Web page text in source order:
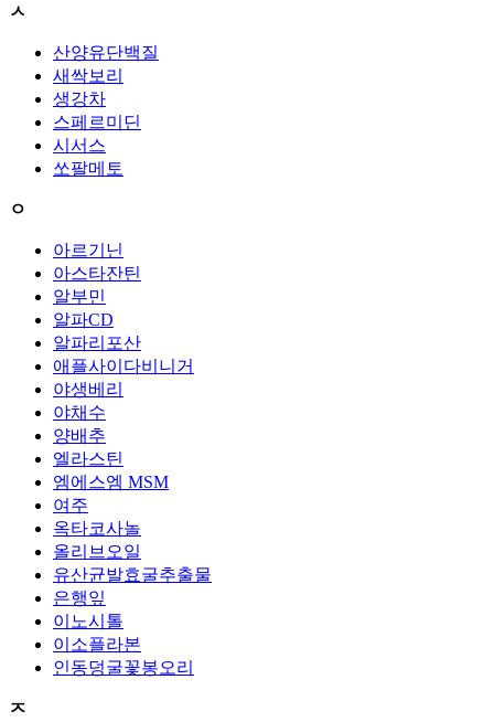
ㅅ
산양유단백질
새싹보리
생강차
스페르미딘
시서스
쏘팔메토
ㅇ
아르기닌
아스타잔틴
알부민
알파CD
알파리포산
애플사이다비니거
야생베리
야채수
양배추
엘라스틴
엠에스엠 MSM
여주
옥타코사놀
올리브오일
유산균발효굴추출물
은행잎
이노시톨
이소플라본
인동덩굴꽃봉오리
ㅈ